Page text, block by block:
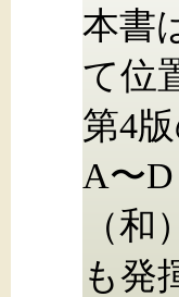
本書
て位
第4
A〜
（
も発